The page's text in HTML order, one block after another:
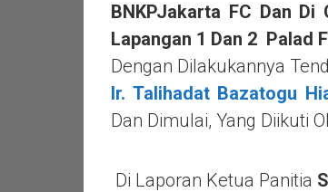
BNKPJakarta FC Dan
Lapangan 1 Dan 2 Palad
Dengan Dilakukannya
Ir. Talihadat Bazatogu
Dan Dimulai, Yang Diikuti
Di Laporan Ketua Panitia